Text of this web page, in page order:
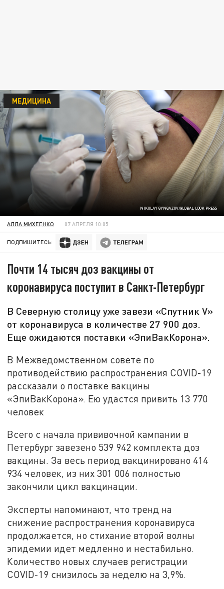
NIKOLAY GYNGAZOV/GLOBAL LOOK PRESS
МЕДИЦИНА
АЛЛА МИХЕЕНКО 07 АПРЕЛЯ 10:05
ПОДПИШИТЕСЬ:
Почти 14 тысяч доз вакцины от
коронавируса поступит в Санкт-Петербург
В Северную столицу уже завези «Спутник V»
от коронавируса в количестве 27 900 доз.
Еще ожидаются поставки «ЭпиВакКорона».
В Межведомственном совете по
противодействию распространения COVID-19
рассказали о поставке вакцины
«ЭпиВакКорона». Ею удастся привить 13 770
человек
Всего с начала прививочной кампании в
Петербург завезено 539 942 комплекта доз
вакцины. За весь период вакцинировано 414
934 человек, из них 301 006 полностью
закончили цикл вакцинации.
Эксперты напоминают, что тренд на
снижение распространения коронавируса
продолжается, но стихание второй волны
эпидемии идет медленно и нестабильно.
Количество новых случаев регистрации
COVID-19 снизилось за неделю на 3,9%.